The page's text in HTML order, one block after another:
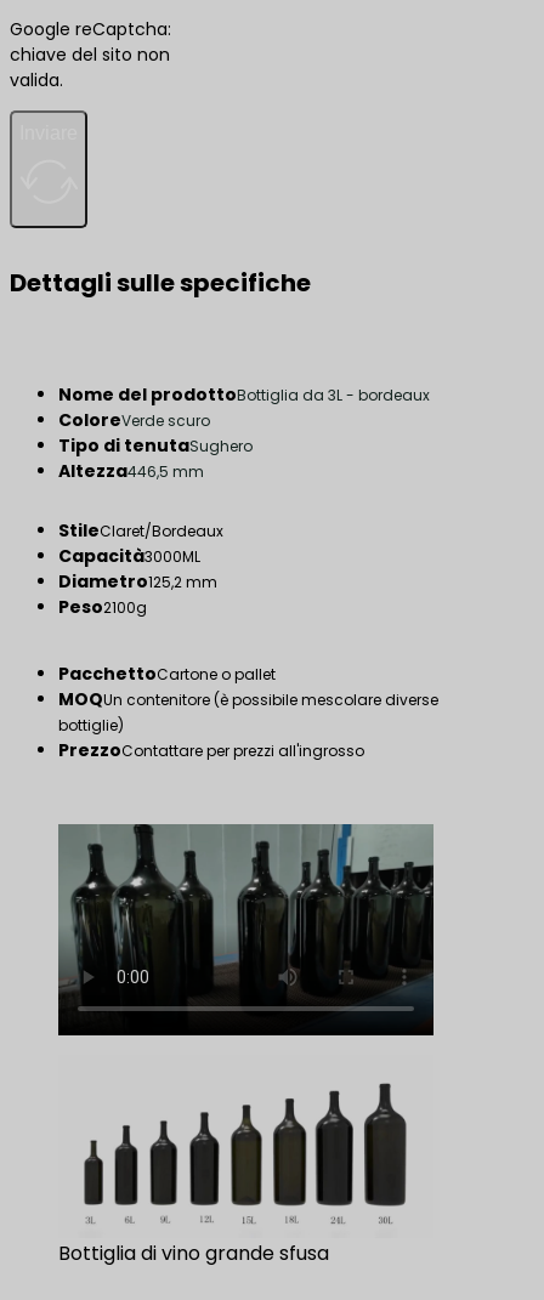
Google reCaptcha:
chiave del sito non
valida.
Dettagli sulle specifiche
Nome del prodottoBottiglia da 3L - bordeaux
ColoreVerde scuro
Tipo di tenutaSughero
Altezza446,5 mm
StileClaret/Bordeaux
Capacità3000ML
Diametro125,2 mm
Peso2100g
PacchettoCartone o pallet
MOQUn contenitore (è possibile mescolare diverse
bottiglie)
PrezzoContattare per prezzi all'ingrosso
Bottiglia di vino grande sfusa